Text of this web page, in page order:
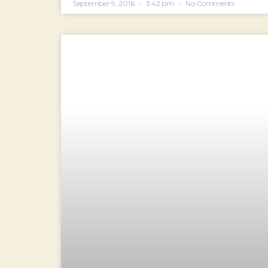
September 9, 2016 3:42 pm No Comments